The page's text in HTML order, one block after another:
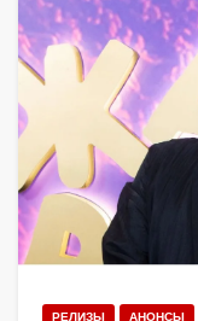
РЕЛИЗЫ АНОНСЫ